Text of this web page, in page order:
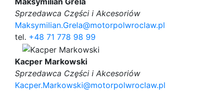
Sprzedawca Części i Akcesoriów
Maksymilian.Grela@motorpolwroclaw.pl
tel. +48 71 778 98 99
Kacper Markowski
Sprzedawca Części i Akcesoriów
Kacper.Markowski@motorpolwroclaw.pl